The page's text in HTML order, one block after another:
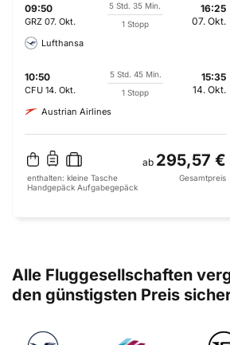
09:50
GRZ 07. Okt.
5 Std. 35 Min.
1 Stopp
16:25
07. Okt.
Lufthansa
10:50
CFU 14. Okt.
5 Std. 45 Min.
1 Stopp
15:35
14. Okt.
Austrian Airlines
ab 295,57 €
enthalten: kleine Tasche
Handgepäck Aufgabegepäck
Gesamtpreis
Alle Fluggesellschaften
den günstigsten Preis